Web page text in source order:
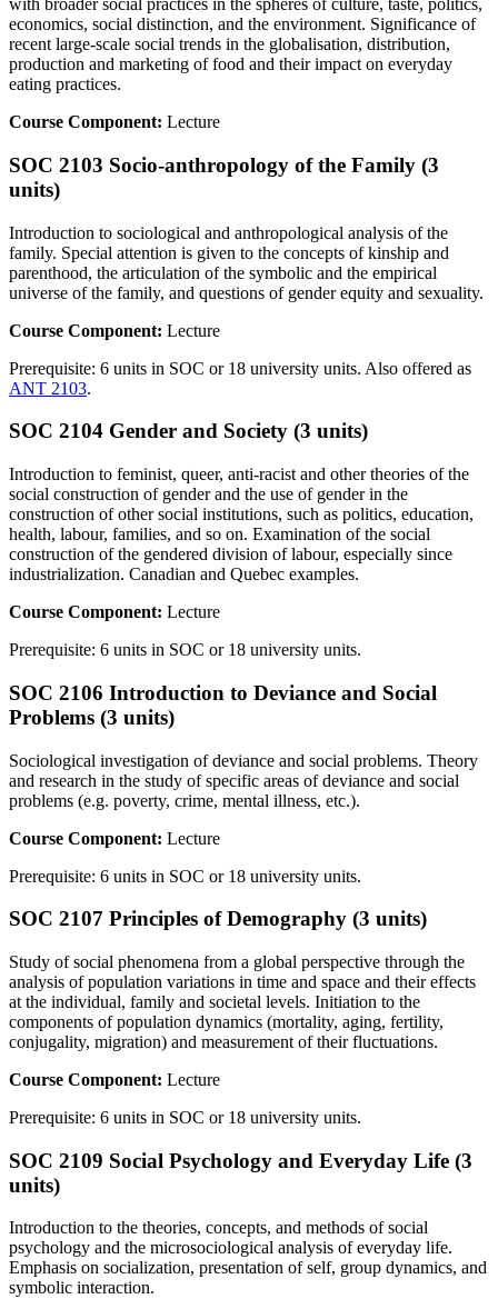
with broader social practices in the spheres of culture, taste, politics,
economics, social distinction, and the environment. Significance of
recent large-scale social trends in the globalisation, distribution,
production and marketing of food and their impact on everyday
eating practices.
Course Component: Lecture
SOC 2103 Socio-anthropology of the Family (3
units)
Introduction to sociological and anthropological analysis of the
family. Special attention is given to the concepts of kinship and
parenthood, the articulation of the symbolic and the empirical
universe of the family, and questions of gender equity and sexuality.
Course Component: Lecture
Prerequisite: 6 units in SOC or 18 university units. Also offered as
ANT 2103.
SOC 2104 Gender and Society (3 units)
Introduction to feminist, queer, anti-racist and other theories of the
social construction of gender and the use of gender in the
construction of other social institutions, such as politics, education,
health, labour, families, and so on. Examination of the social
construction of the gendered division of labour, especially since
industrialization. Canadian and Quebec examples.
Course Component: Lecture
Prerequisite: 6 units in SOC or 18 university units.
SOC 2106 Introduction to Deviance and Social
Problems (3 units)
Sociological investigation of deviance and social problems. Theory
and research in the study of specific areas of deviance and social
problems (e.g. poverty, crime, mental illness, etc.).
Course Component: Lecture
Prerequisite: 6 units in SOC or 18 university units.
SOC 2107 Principles of Demography (3 units)
Study of social phenomena from a global perspective through the
analysis of population variations in time and space and their effects
at the individual, family and societal levels. Initiation to the
components of population dynamics (mortality, aging, fertility,
conjugality, migration) and measurement of their fluctuations.
Course Component: Lecture
Prerequisite: 6 units in SOC or 18 university units.
SOC 2109 Social Psychology and Everyday Life (3
units)
Introduction to the theories, concepts, and methods of social
psychology and the microsociological analysis of everyday life.
Emphasis on socialization, presentation of self, group dynamics, and
symbolic interaction.